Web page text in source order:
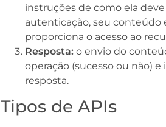
instruções de como ela
autenticação, seu conteúdo
proporciona o acesso ao
Resposta: o envio do
operação (sucesso ou não)
resposta.
Tipos de APIs